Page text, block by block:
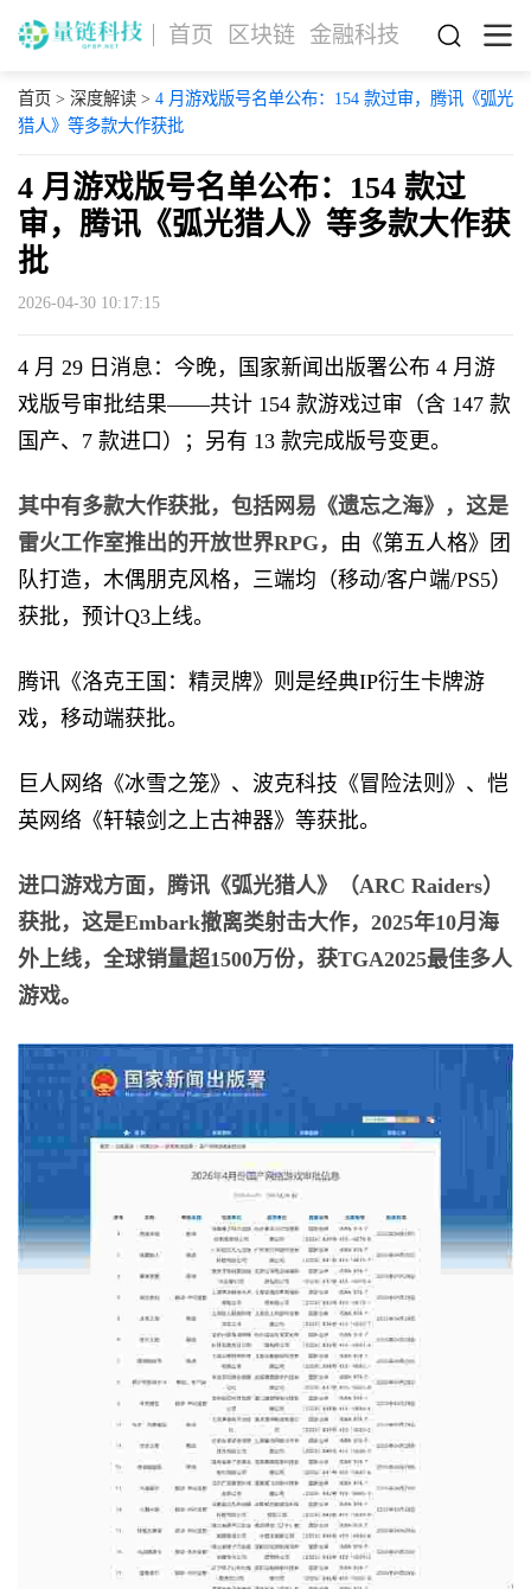
首页 区块链 金融科技
首页 > 深度解读> 4 月游戏版号名单公布：154 款过审，腾讯《弧光
猎人》等多款大作获批
4 月游戏版号名单公布：154 款过
审，腾讯《弧光猎人》等多款大作获
批
2026-04-30 10:17:15
4 月 29 日消息：今晚，国家新闻出版署公布 4 月游
戏版号审批结果——共计 154 款游戏过审（含 147 款
国产、7 款进口）；另有 13 款完成版号变更。
其中有多款大作获批，包括网易《遗忘之海》，这是
雷火工作室推出的开放世界RPG，
由《第五人格》团
队打造，木偶朋克风格，三端均（移动/客户端/PS5）
获批，预计Q3上线。
腾讯《洛克王国：精灵牌》则是经典IP衍生卡牌游
戏，移动端获批。
巨人网络《冰雪之笼》、波克科技《冒险法则》、恺
英网络《轩辕剑之上古神器》等获批。
进口游戏方面，腾讯《弧光猎人》（ARC Raiders）
获批，这是Embark撤离类射击大作，2025年10月海
外上线，全球销量超1500万份，获TGA2025最佳多人
游戏。